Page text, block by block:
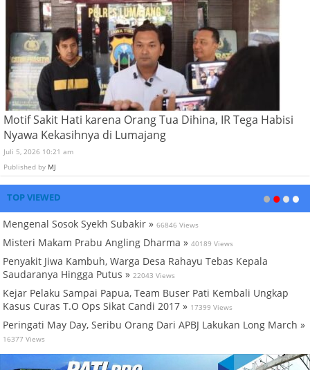
Motif Sakit Hati karena Orang Tua Dihina, IR Tega Habisi
Nyawa Kekasihnya di Lumajang
Juli 5, 2026 10:21 am
Published by MJ
TOP VIEWED
Mengenal Sosok Syekh Subakir » 66846 Views
Misteri Makam Prabu Angling Dharma » 40189 Views
Penyakit Jiwa Kambuh, Warga Desa Rahayu Tebas Kepala
Saudaranya Hingga Putus » 22043 Views
Kejar Pelaku Sampai Papua, Team Buser Pati Kembali Ungkap
Kasus Curas T.O Ops Sikat Candi 2017 » 17399 Views
Peringati May Day, Seribu Orang Dari APBJ Lakukan Long March »
16377 Views